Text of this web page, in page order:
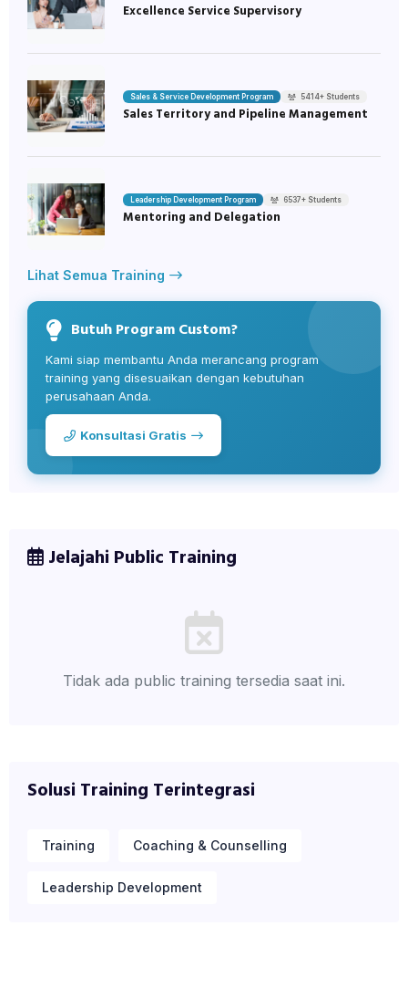
Excellence Service Supervisory
Sales & Service Development Program 5414+ Students
Sales Territory and Pipeline Management
Leadership Development Program 6537+ Students
Mentoring and Delegation
Lihat Semua Training
Butuh Program Custom?
Kami siap membantu Anda merancang program
training yang disesuaikan dengan kebutuhan
perusahaan Anda.
Konsultasi Gratis
Jelajahi Public Training
Tidak ada public training tersedia saat ini.
Solusi Training Terintegrasi
Training Coaching & Counselling
Leadership Development